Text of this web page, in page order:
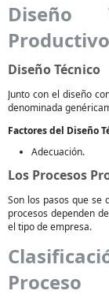
Diseño
Diseño Técnico
Junto con el diseño
denominada
Factores del Diseño
Adecuación.
Los Procesos
Son los pasos que se
procesos dependen
el tipo de empresa.
Proceso